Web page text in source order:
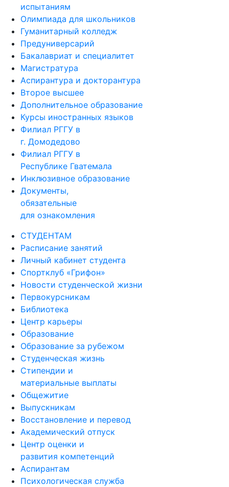
испытаниям
Олимпиада для школьников
Гуманитарный колледж
Предуниверсарий
Бакалавриат и специалитет
Магистратура
Аспирантура и докторантура
Второе высшее
Дополнительное образование
Курсы иностранных языков
Филиал РГГУ в
г. Домодедово
Филиал РГГУ в
Республике Гватемала
Инклюзивное образование
Документы,
обязательные
для ознакомления
СТУДЕНТАМ
Расписание занятий
Личный кабинет студента
Спортклуб «Грифон»
Новости студенческой жизни
Первокурсникам
Библиотека
Центр карьеры
Образование
Образование за рубежом
Студенческая жизнь
Стипендии и
материальные выплаты
Общежитие
Выпускникам
Восстановление и перевод
Академический отпуск
Центр оценки и
развития компетенций
Аспирантам
Психологическая служба